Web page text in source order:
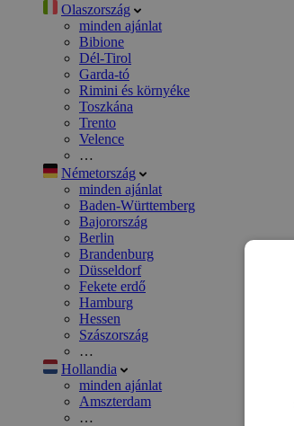
Olaszország
minden ajánlat
Bibione
Dél-Tirol
Garda-tó
Rimini és környéke
Toszkána
Trento
Velence
…
Németország
minden ajánlat
Baden-Württemberg
Bajorország
Berlin
Brandenburg
Düsseldorf
Fekete erdő
Hamburg
Hessen
Szászország
…
Hollandia
minden ajánlat
Amszterdam
…